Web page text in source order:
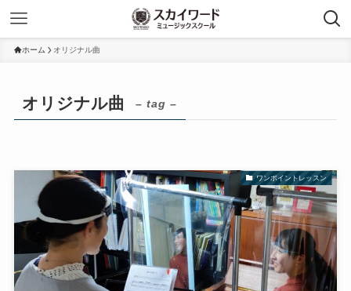
ホーム オリジナル曲
オリジナル曲 – tag –
ワンポイントレッスン